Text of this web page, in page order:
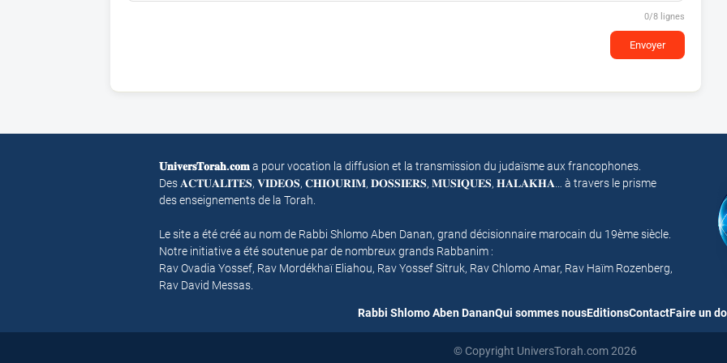
0/8 lignes
Envoyer
𝐔𝐧𝐢𝐯𝐞𝐫𝐬𝐓𝐨𝐫𝐚𝐡.𝐜𝐨𝐦a pour vocation la diffusion et la transmission du judaïsme aux francophones.
Des 𝐀𝐂𝐓𝐔𝐀𝐋𝐈𝐓𝐄𝐒, 𝐕𝐈𝐃𝐄𝐎𝐒, 𝐂𝐇𝐈𝐎𝐔𝐑𝐈𝐌, 𝐃𝐎𝐒𝐒𝐈𝐄𝐑𝐒, 𝐌𝐔𝐒𝐈𝐐𝐔𝐄𝐒, 𝐇𝐀𝐋𝐀𝐊𝐇𝐀… à travers le prisme
des enseignements de la Torah.
Le site a été créé au nom de Rabbi Shlomo Aben Danan, grand décisionnaire marocain du 19ème siècle.
Notre initiative a été soutenue par de nombreux grands Rabbanim :
Rav Ovadia Yossef, Rav Mordékhaï Eliahou, Rav Yossef Sitruk, Rav Chlomo Amar, Rav Haïm Rozenberg,
Rav David Messas.
Rabbi Shlomo Aben DananQui sommes nousEditionsContactFaire un
© Copyright UniversTorah.com 2026